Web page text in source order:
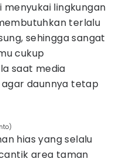
menyukai lingkungan
terlalu
sehingga sangat
cukup
saat media
daunnya tetap
hias yang selalu
area taman